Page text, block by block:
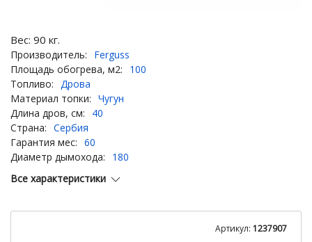
Вес: 90 кг.
Производитель:
Ferguss
Площадь обогрева, м2:
100
Топливо: Дрова
Материал топки: Чугун
Длина дров, см:
40
Страна: Сербия
Гарантия мес: 60
Диаметр дымохода:
180
Все характеристики
Артикул: 1237907